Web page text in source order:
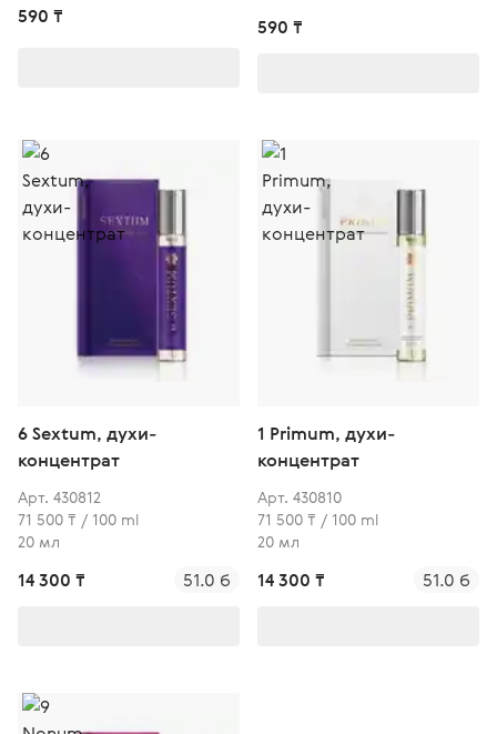
590 ₸ 590 ₸
6 Sextum, духи-
концентрат
Арт. 430812
71 500 ₸ / 100 ml
20 мл
14 300 ₸ 51.0 б
1 Primum, духи-
концентрат
Арт. 430810
71 500 ₸ / 100 ml
20 мл
14 300 ₸ 51.0 б